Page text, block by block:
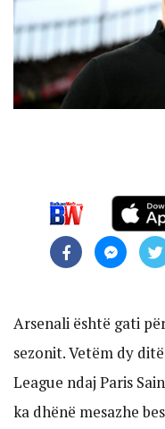
Arsenali është gati
sezonit. Vetëm dy
League ndaj Paris
ka dhënë mesazhe